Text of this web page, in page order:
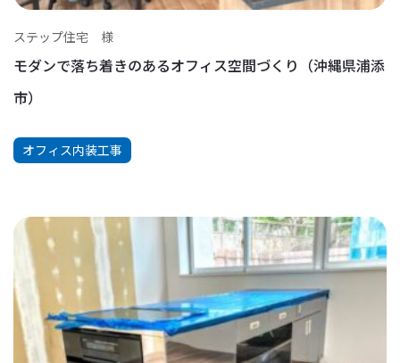
ステップ住宅 様
モダンで落ち着きのあるオフィス空間づくり（沖縄県浦添
市）
オフィス内装工事